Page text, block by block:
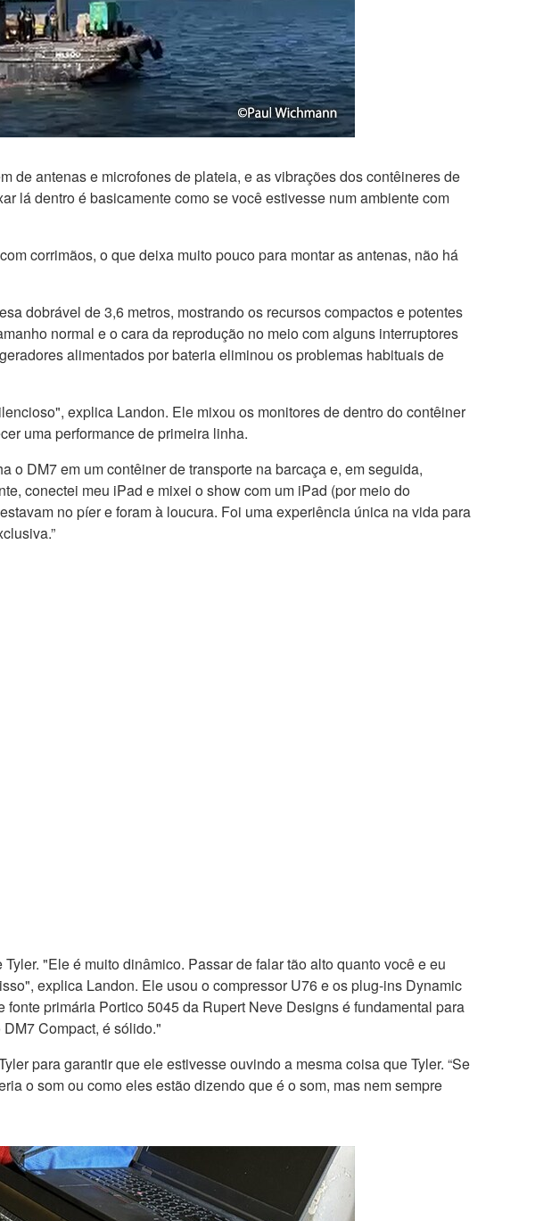
de antenas e microfones de plateia, e as vibrações dos contêineres de
lá dentro é basicamente como se você estivesse num ambiente com
corrimãos, o que deixa muito pouco para montar as antenas, não há
dobrável de 3,6 metros, mostrando os recursos compactos e potentes
normal e o cara da reprodução no meio com alguns interruptores
alimentados por bateria eliminou os problemas habituais de
explica Landon. Ele mixou os monitores de dentro do contêiner
uma performance de primeira linha.
DM7 em um contêiner de transporte na barcaça e, em seguida,
conectei meu iPad e mixei o show com um iPad (por meio do
no píer e foram à loucura. Foi uma experiência única na vida para
"Ele é muito dinâmico. Passar de falar tão alto quanto você e eu
explica Landon. Ele usou o compressor U76 e os plug-ins Dynamic
primária Portico 5045 da Rupert Neve Designs é fundamental para
Compact, é sólido."
para garantir que ele estivesse ouvindo a mesma coisa que Tyler. “Se
o som ou como eles estão dizendo que é o som, mas nem sempre